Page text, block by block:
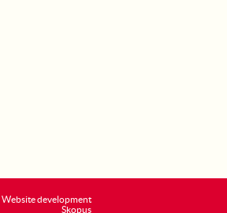
Website development
Skopus